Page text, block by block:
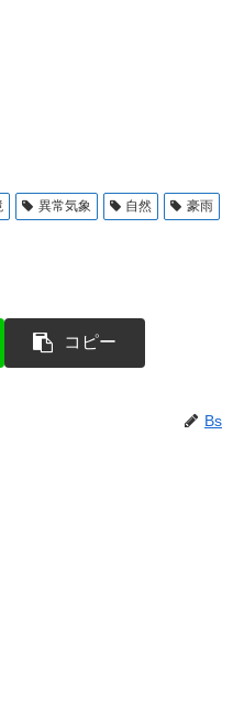
異常気象 自然 豪雨
コピー
Bs